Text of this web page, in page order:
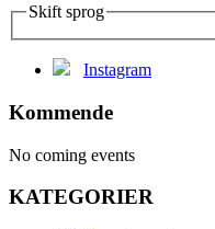
Skift sprog
Instagram
Kommende
No coming events
KATEGORIER